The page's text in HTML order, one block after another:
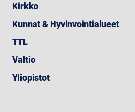
Kirkko
Kunnat & Hyvinvointialueet
TTL
Valtio
Yliopistot